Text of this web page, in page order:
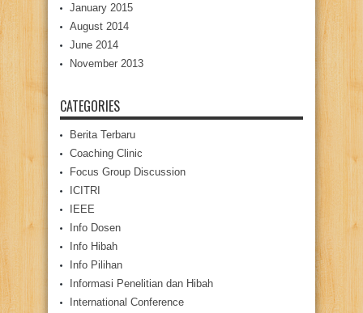
January 2015
August 2014
June 2014
November 2013
CATEGORIES
Berita Terbaru
Coaching Clinic
Focus Group Discussion
ICITRI
IEEE
Info Dosen
Info Hibah
Info Pilihan
Informasi Penelitian dan Hibah
International Conference